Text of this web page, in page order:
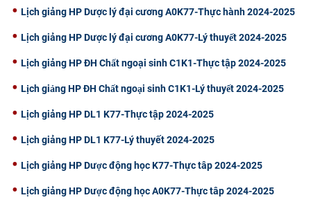
Lịch giảng HP Dược lý đại cương A0K77-Thực hành 2024-2025
Lịch giảng HP Dược lý đại cương A0K77-Lý thuyết 2024-2025
Lịch giảng HP ĐH Chất ngoại sinh C1K1-Thực tập 2024-2025
Lịch giảng HP ĐH Chất ngoại sinh C1K1-Lý thuyết 2024-2025
Lịch giảng HP DL1 K77-Thực tập 2024-2025
Lịch giảng HP DL1 K77-Lý thuyết 2024-2025
Lịch giảng HP Dược động học K77-Thực tâp 2024-2025
Lịch giảng HP Dược động học A0K77-Thực tâp 2024-2025